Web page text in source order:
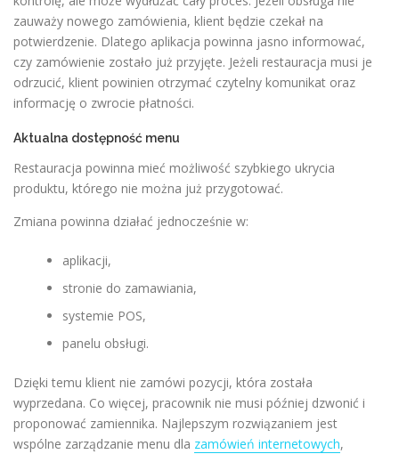
zauważy nowego zamówienia, klient będzie czekał na
potwierdzenie. Dlatego aplikacja powinna jasno informować,
czy zamówienie zostało już przyjęte. Jeżeli restauracja musi je
odrzucić, klient powinien otrzymać czytelny komunikat oraz
informację o zwrocie płatności.
Aktualna dostępność menu
Restauracja powinna mieć możliwość szybkiego ukrycia
produktu, którego nie można już przygotować.
Zmiana powinna działać jednocześnie w:
aplikacji,
stronie do zamawiania,
systemie POS,
panelu obsługi.
Dzięki temu klient nie zamówi pozycji, która została
wyprzedana. Co więcej, pracownik nie musi później dzwonić i
proponować zamiennika. Najlepszym rozwiązaniem jest
wspólne zarządzanie menu dla zamówień internetowych,